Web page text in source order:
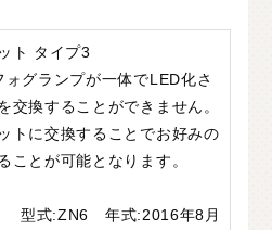
ト タイプ3
グランプが一体でLED化さ
交換することができません。
トに交換することでお好みの
ことが可能となります。
式:ZN6 年式:2016年8月